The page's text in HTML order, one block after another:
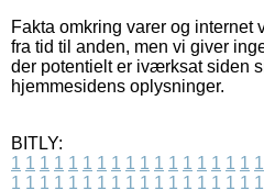
Fakta omkring varer og
fra tid til anden, men vi giver
der potentielt er iværksat siden
hjemmesidens oplysninger.
BITLY:
1 1 1 1 1 1 1 1 1 1 1 1 1 1 1 1 1 1
1 1 1 1 1 1 1 1 1 1 1 1 1 1 1 1 1 1